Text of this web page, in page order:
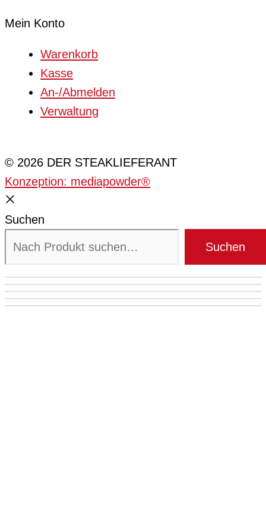
Mein Konto
Warenkorb
Kasse
An-/Abmelden
Verwaltung
© 2026 DER STEAKLIEFERANT
Konzeption: mediapowder®
Suchen
Suchen